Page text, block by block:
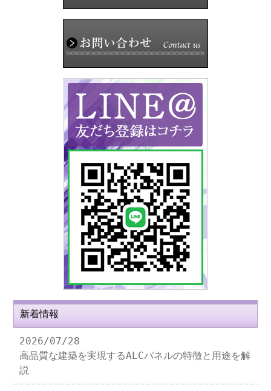
新着情報
2026/07/28
高品質な建築を実現するALCパネルの特徴と用途を解
説